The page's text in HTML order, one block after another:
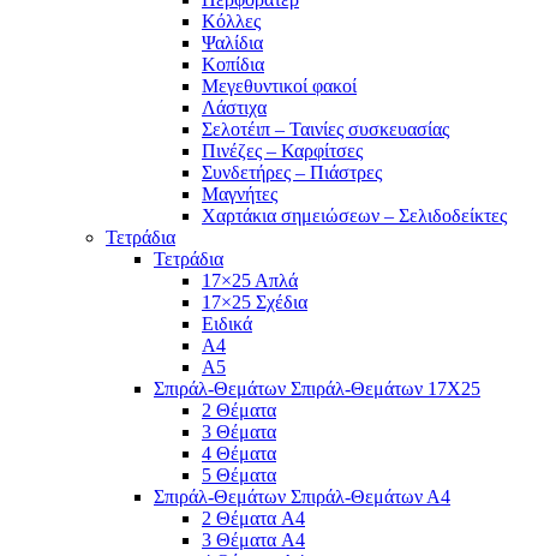
Κόλλες
Ψαλίδια
Κοπίδια
Μεγεθυντικοί φακοί
Λάστιχα
Σελοτέιπ – Ταινίες συσκευασίας
Πινέζες – Καρφίτσες
Συνδετήρες – Πιάστρες
Μαγνήτες
Χαρτάκια σημειώσεων – Σελιδοδείκτες
Τετράδια
Τετράδια
17×25 Απλά
17×25 Σχέδια
Ειδικά
Α4
Α5
Σπιράλ-Θεμάτων Σπιράλ-Θεμάτων 17Χ25
2 Θέματα
3 Θέματα
4 Θέματα
5 Θέματα
Σπιράλ-Θεμάτων Σπιράλ-Θεμάτων Α4
2 Θέματα A4
3 Θέματα A4